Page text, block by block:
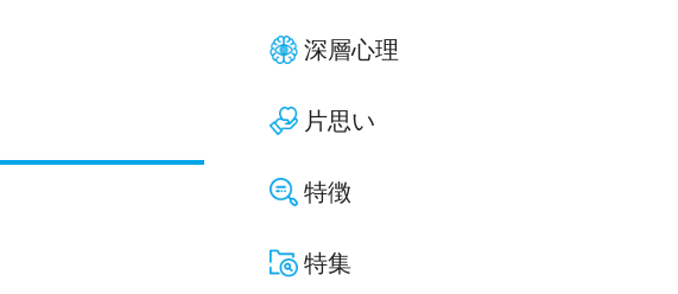
深層心理
片思い
特徴
特集